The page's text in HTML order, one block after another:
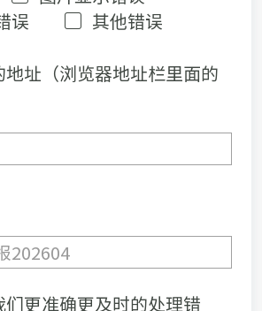
误
其他错误
地址（浏览器地址栏里面的
们更准确更及时的处理错